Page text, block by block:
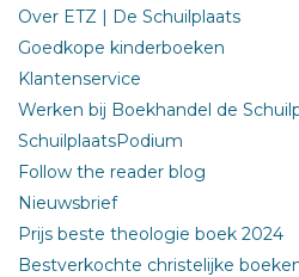
Over ETZ | De Schuilplaats
Goedkope kinderboeken
Klantenservice
Werken bij Boekhandel de
SchuilplaatsPodium
Follow the reader blog
Nieuwsbrief
Prijs beste theologie boek 2024
Bestverkochte christelijke